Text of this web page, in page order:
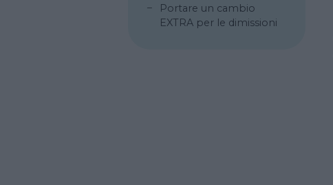
Portare un cambio
EXTRA per le dimissioni